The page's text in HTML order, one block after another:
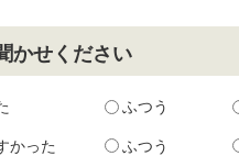
かせください
ふつう
かった ふつう